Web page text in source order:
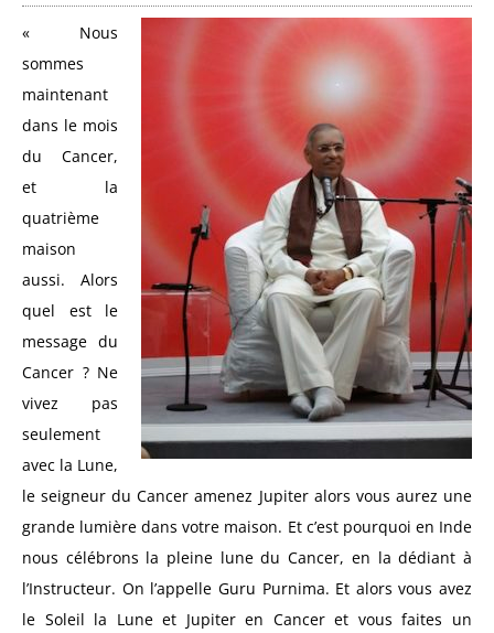
« Nous
sommes
maintenant
dans le mois
du Cancer,
et la
quatrième
maison
aussi. Alors
quel est le
message du
Cancer ? Ne
vivez pas
seulement
avec la Lune,
le seigneur du Cancer amenez Jupiter alors vous aurez une
grande lumière dans votre maison. Et c’est pourquoi en Inde
nous célébrons la pleine lune du Cancer, en la dédiant à
l’Instructeur. On l’appelle Guru Purnima. Et alors vous avez
le Soleil la Lune et Jupiter en Cancer et vous faites un